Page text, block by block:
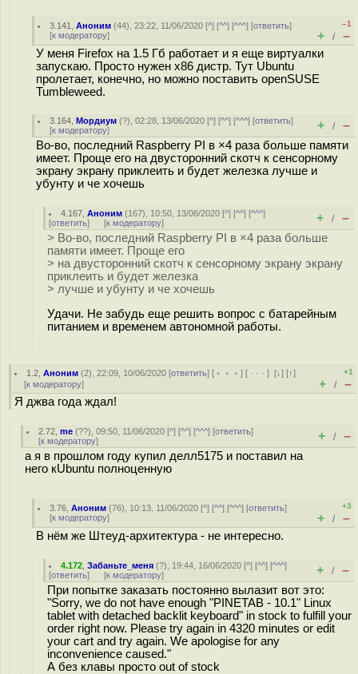
3.141 ,Аноним (44), 23:22, 11/06/2020 [^] [^^] [^^^] [ответить]
[к модератору]
–1
+ / –
У меня Firefox на 1.5 Гб работает и я еще виртуалки
запускаю. Просто нужен x86 дистр. Тут Ubuntu
пролетает, конечно, но можно поставить openSUSE
Tumbleweed.
3.164 ,Мордиум (?), 02:28, 13/06/2020 [^] [^^] [^^^] [ответить]
[к модератору] + / –
Во-во, последний Raspberry PI в ×4 раза больше памяти
имеет. Проще его на двусторонний скотч к сенсорному
экрану экрану приклеить и будет железка лучше и
убунту и че хочешь
4.167 ,Аноним (167), 10:50, 13/06/2020 [^] [^^] [^^^]
[ответить] [к модератору] + / –
> Во-во, последний Raspberry PI в ×4 раза больше
памяти имеет. Проще его
> на двусторонний скотч к сенсорному экрану экрану
приклеить и будет железка
> лучше и убунту и че хочешь
Удачи. Не забудь еще решить вопрос с батарейным
питанием и временем автономной работы.
1.2 ,Аноним (2), 22:09, 10/06/2020 [ответить] [ ﹢﹢﹢] [ · · ·][↓] [↑]
[к модератору]
+1
+ / –
Я джва года ждал!
2.72 ,me (??), 09:50, 11/06/2020 [^] [^^] [^^^] [ответить]
[к модератору] + / –
а я в прошлом году купил делл5175 и поставил на
него кUbuntu полноценную
3.76 ,Аноним (76), 10:13, 11/06/2020 [^] [^^] [^^^] [ответить]
[к модератору]
+3
+ / –
В нём же Штеуд-архитектура - не интересно.
4.172 ,Забаньте_меня (?), 19:44, 16/06/2020 [^] [^^] [^^^]
[ответить] [к модератору] + / –
При попытке заказать постоянно вылазит вот это:
"Sorry, we do not have enough "PINETAB - 10.1" Linux
tablet with detached backlit keyboard" in stock to fulfill your
order right now. Please try again in 4320 minutes or edit
your cart and try again. We apologise for any
inconvenience caused."
А без клавы просто out of stock